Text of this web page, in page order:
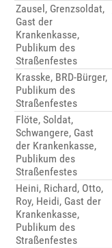
Zausel, Grenzsoldat,
Gast der
Krankenkasse,
Publikum des
Straßenfestes
Krasske, BRD-Bürger,
Publikum des
Straßenfestes
Flöte, Soldat,
Schwangere, Gast
der Krankenkasse,
Publikum des
Straßenfestes
Heini, Richard, Otto,
Roy, Heidi, Gast der
Krankenkasse,
Publikum des
Straßenfestes